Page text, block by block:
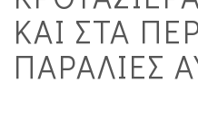
ΚΑΙ ΣΤΑ
ΠΑΡΑΛΙΕΣ